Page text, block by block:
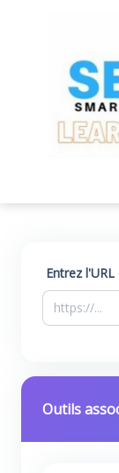
Entrez
Outils